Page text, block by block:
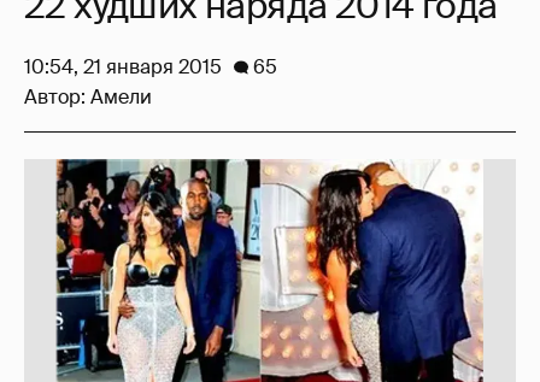
10:54, 21 января 2015
65
Автор: Амели